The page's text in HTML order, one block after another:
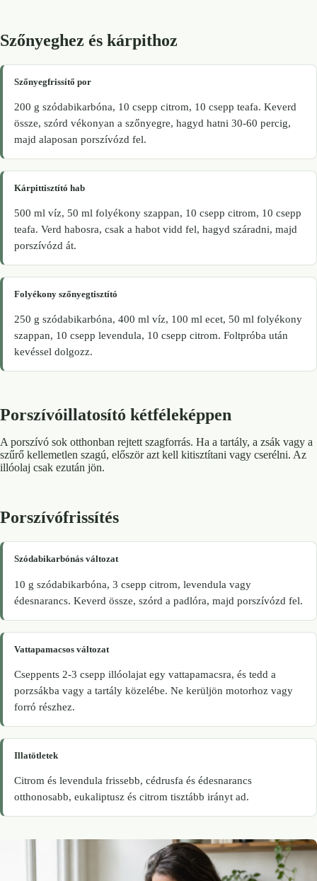
Szőnyeghez és kárpithoz
Szőnyegfrissítő por
200 g szódabikarbóna, 10 csepp citrom, 10 csepp teafa. Keverd
össze, szórd vékonyan a szőnyegre, hagyd hatni 30-60 percig,
majd alaposan porszívózd fel.
Kárpittisztító hab
500 ml víz, 50 ml folyékony szappan, 10 csepp citrom, 10 csepp
teafa. Verd habosra, csak a habot vidd fel, hagyd száradni, majd
porszívózd át.
Folyékony szőnyegtisztító
250 g szódabikarbóna, 400 ml víz, 100 ml ecet, 50 ml folyékony
szappan, 10 csepp levendula, 10 csepp citrom. Foltpróba után
kevéssel dolgozz.
Porszívóillatosító kétféleképpen
A porszívó sok otthonban rejtett szagforrás. Ha a tartály, a zsák vagy a
szűrő kellemetlen szagú, először azt kell kitisztítani vagy cserélni. Az
illóolaj csak ezután jön.
Porszívófrissítés
Szódabikarbónás változat
10 g szódabikarbóna, 3 csepp citrom, levendula vagy
édesnarancs. Keverd össze, szórd a padlóra, majd porszívózd fel.
Vattapamacsos változat
Cseppents 2-3 csepp illóolajat egy vattapamacsra, és tedd a
porzsákba vagy a tartály közelébe. Ne kerüljön motorhoz vagy
forró részhez.
Illatötletek
Citrom és levendula frissebb, cédrusfa és édesnarancs
otthonosabb, eukaliptusz és citrom tisztább irányt ad.